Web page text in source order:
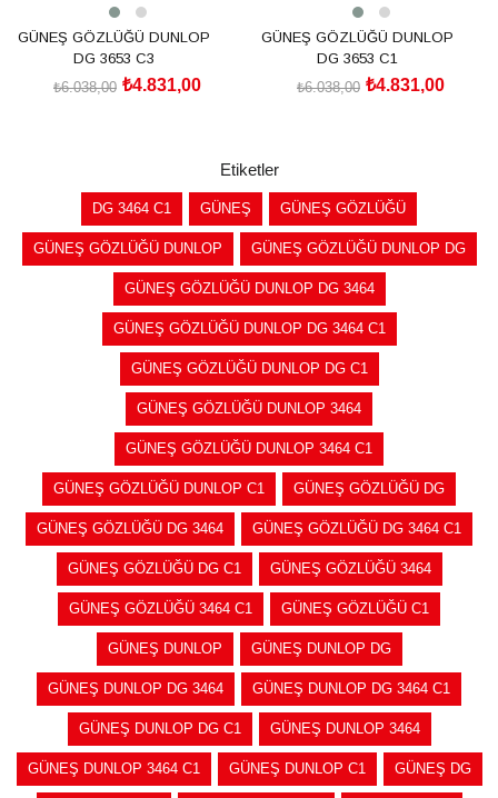
GÜNEŞ GÖZLÜĞÜ DUNLOP
DG 3653 C3
₺4.831,00
₺6.038,00
GÜNEŞ GÖZLÜĞÜ DUNLOP
DG 3653 C1
₺4.831,00
₺6.038,00
Etiketler
DG 3464 C1 GÜNEŞ GÜNEŞ GÖZLÜĞÜ
GÜNEŞ GÖZLÜĞÜ DUNLOP GÜNEŞ GÖZLÜĞÜ DUNLOP DG
GÜNEŞ GÖZLÜĞÜ DUNLOP DG 3464
GÜNEŞ GÖZLÜĞÜ DUNLOP DG 3464 C1
GÜNEŞ GÖZLÜĞÜ DUNLOP DG C1
GÜNEŞ GÖZLÜĞÜ DUNLOP 3464
GÜNEŞ GÖZLÜĞÜ DUNLOP 3464 C1
GÜNEŞ GÖZLÜĞÜ DUNLOP C1 GÜNEŞ GÖZLÜĞÜ DG
GÜNEŞ GÖZLÜĞÜ DG 3464 GÜNEŞ GÖZLÜĞÜ DG 3464 C1
GÜNEŞ GÖZLÜĞÜ DG C1 GÜNEŞ GÖZLÜĞÜ 3464
GÜNEŞ GÖZLÜĞÜ 3464 C1 GÜNEŞ GÖZLÜĞÜ C1
GÜNEŞ DUNLOP GÜNEŞ DUNLOP DG
GÜNEŞ DUNLOP DG 3464 GÜNEŞ DUNLOP DG 3464 C1
GÜNEŞ DUNLOP DG C1 GÜNEŞ DUNLOP 3464
GÜNEŞ DUNLOP 3464 C1 GÜNEŞ DUNLOP C1 GÜNEŞ DG